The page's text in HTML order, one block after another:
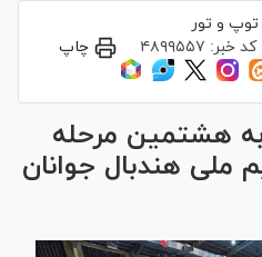
توپ و تور
کد خبر: ۴۸۹۹۵۵۷ چاپ
به هشتمین مرحله
ملی هندبال جوانان